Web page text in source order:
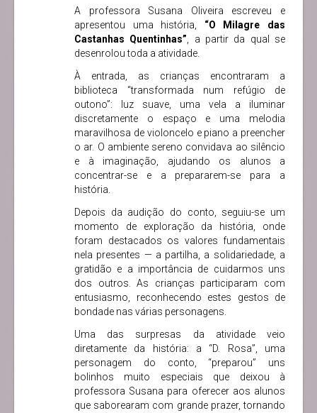
A professora Susana Oliveira escreveu e
apresentou uma história, “O Milagre das
Castanhas Quentinhas”, a partir da qual se
desenrolou toda a atividade.
À entrada, as crianças encontraram a
biblioteca “transformada num refúgio de
outono”: luz suave, uma vela a iluminar
discretamente o espaço e uma melodia
maravilhosa de violoncelo e piano a preencher
o ar. O ambiente sereno convidava ao silêncio
e à imaginação, ajudando os alunos a
concentrar-se e a prepararem-se para a
história.
Depois da audição do conto, seguiu-se um
momento de exploração da história, onde
foram destacados os valores fundamentais
nela presentes — a partilha, a solidariedade, a
gratidão e a importância de cuidarmos uns
dos outros. As crianças participaram com
entusiasmo, reconhecendo estes gestos de
bondade nas várias personagens.
Uma das surpresas da atividade veio
diretamente da história: a “D. Rosa”, uma
personagem do conto, “preparou” uns
bolinhos muito especiais que deixou à
professora Susana para oferecer aos alunos
que saborearam com grande prazer, tornando